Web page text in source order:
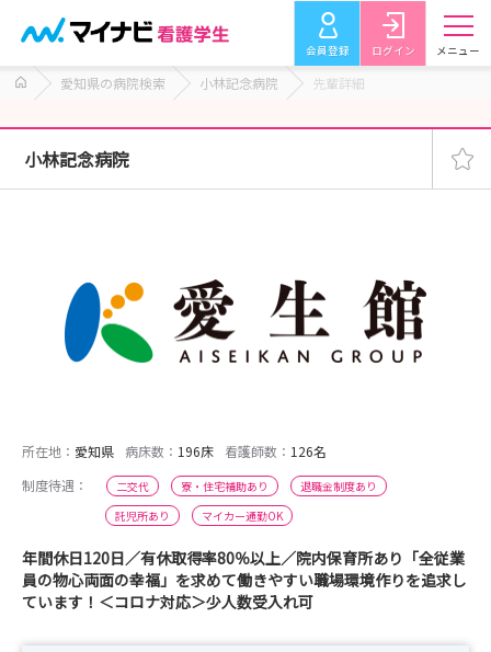
会員登録 ログイン メニュー
愛知県の病院検索 小林記念病院 先輩詳細
小林記念病院
所在地： 愛知県 病床数： 196床 看護師数： 126名
制度待遇：
二交代 寮・住宅補助あり
退職金制度あり
託児所あり
マイカー通勤OK
年間休日120日／有休取得率80％以上／院内保育所あり「全従業
員の物心両面の幸福」を求めて働きやすい職場環境作りを追求し
ています！＜コロナ対応＞少人数受入れ可